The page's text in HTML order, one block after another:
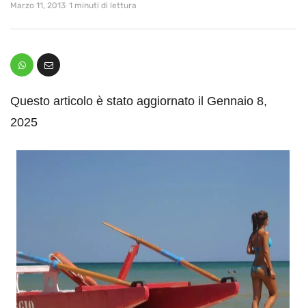
Marzo 11, 2013 1 minuti di lettura
Questo articolo è stato aggiornato il Gennaio 8,
2025